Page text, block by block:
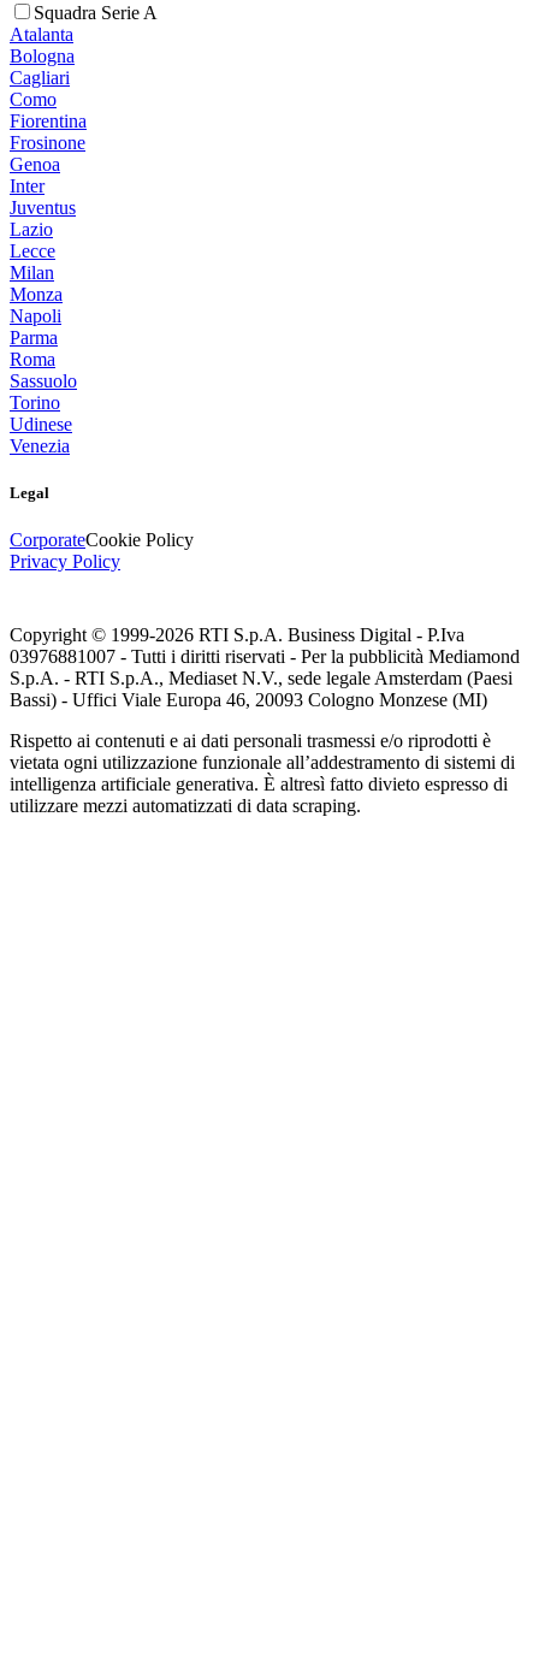
Squadra Serie A
Atalanta
Bologna
Cagliari
Como
Fiorentina
Frosinone
Genoa
Inter
Juventus
Lazio
Lecce
Milan
Monza
Napoli
Parma
Roma
Sassuolo
Torino
Udinese
Venezia
Legal
CorporateCookie Policy
Privacy Policy
Copyright © 1999-2026 RTI S.p.A. Business Digital - P.Iva
03976881007 - Tutti i diritti riservati - Per la pubblicità Mediamond
S.p.A. - RTI S.p.A., Mediaset N.V., sede legale Amsterdam (Paesi
Bassi) - Uffici Viale Europa 46, 20093 Cologno Monzese (MI)
Rispetto ai contenuti e ai dati personali trasmessi e/o riprodotti è
vietata ogni utilizzazione funzionale all’addestramento di sistemi di
intelligenza artificiale generativa. È altresì fatto divieto espresso di
utilizzare mezzi automatizzati di data scraping.